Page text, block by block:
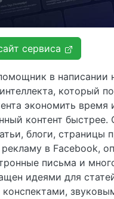
сервиса
в написании
который
экономить время
контент
блоги, страницы
в Facebook,
письма и
идеями для